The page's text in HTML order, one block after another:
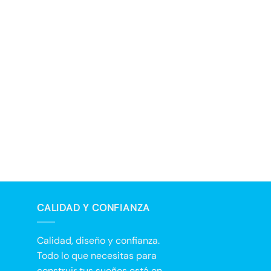
CALIDAD Y CONFIANZA
Calidad, diseño y confianza.
Todo lo que necesitas para